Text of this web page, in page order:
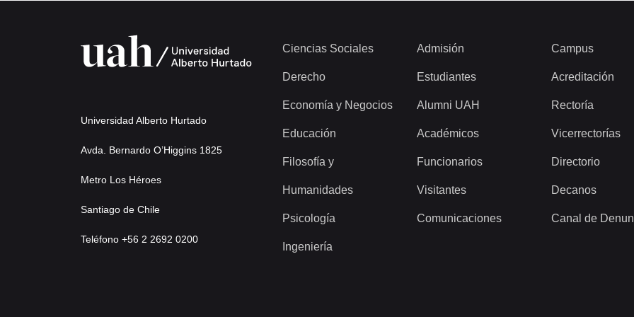
Universidad Alberto Hurtado
Avda. Bernardo O’Higgins 1825
Metro Los Héroes
Santiago de Chile
Teléfono +56 2 2692 0200
Ciencias Sociales
Derecho
Economía y Negocios
Educación
Filosofía y
Humanidades
Psicología
Ingeniería
Admisión
Estudiantes
Alumni UAH
Académicos
Funcionarios
Visitantes
Comunicaciones
Campus
Acreditación
Rectoría
Vicerrectorías
Directorio
Decanos
Canal de